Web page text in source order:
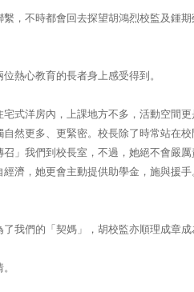
，不時都會回去探望胡鴻烈校監及鍾
熱心教育的長者身上感受得到。
式洋房內，上課地方不多，活動空間
然更多、更緊密。校長除了時常站在
」我們到校長室，不過，她絕不會嚴
濟，她更會主動提供助學金，施與援
我們的「契媽」，胡校監亦順理成章成